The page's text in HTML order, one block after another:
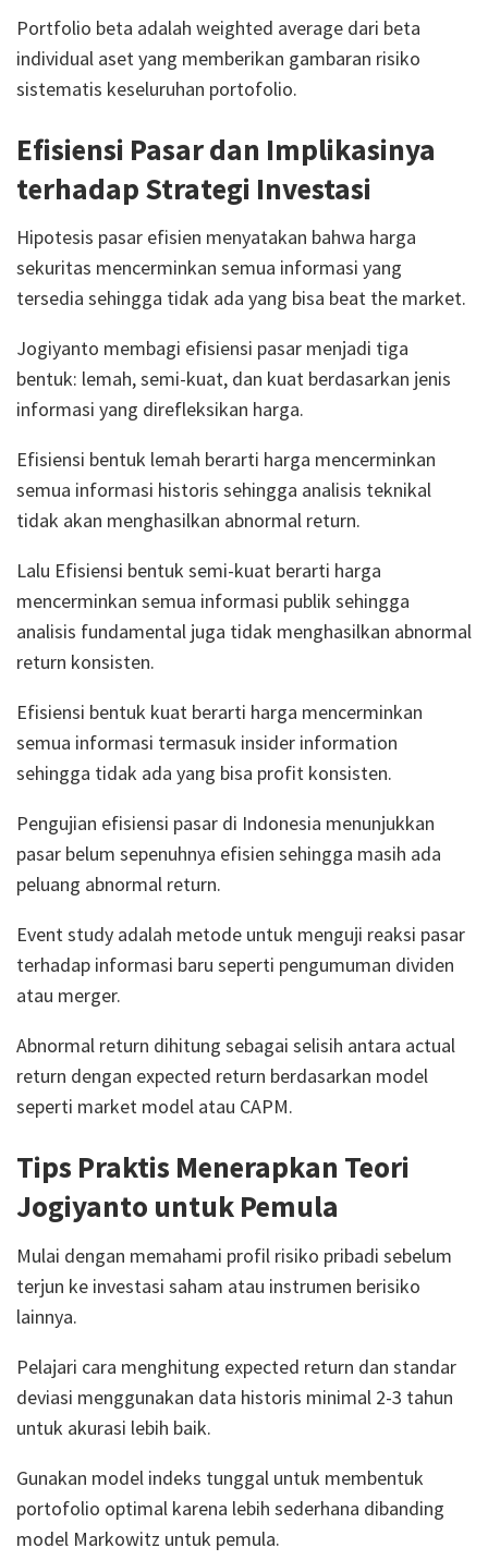
Portfolio beta adalah weighted average dari beta
individual aset yang memberikan gambaran risiko
sistematis keseluruhan portofolio.
Efisiensi Pasar dan Implikasinya
terhadap Strategi Investasi
Hipotesis pasar efisien menyatakan bahwa harga
sekuritas mencerminkan semua informasi yang
tersedia sehingga tidak ada yang bisa beat the market.
Jogiyanto membagi efisiensi pasar menjadi tiga
bentuk: lemah, semi-kuat, dan kuat berdasarkan jenis
informasi yang direfleksikan harga.
Efisiensi bentuk lemah berarti harga mencerminkan
semua informasi historis sehingga analisis teknikal
tidak akan menghasilkan abnormal return.
Lalu Efisiensi bentuk semi-kuat berarti harga
mencerminkan semua informasi publik sehingga
analisis fundamental juga tidak menghasilkan abnormal
return konsisten.
Efisiensi bentuk kuat berarti harga mencerminkan
semua informasi termasuk insider information
sehingga tidak ada yang bisa profit konsisten.
Pengujian efisiensi pasar di Indonesia menunjukkan
pasar belum sepenuhnya efisien sehingga masih ada
peluang abnormal return.
Event study adalah metode untuk menguji reaksi pasar
terhadap informasi baru seperti pengumuman dividen
atau merger.
Abnormal return dihitung sebagai selisih antara actual
return dengan expected return berdasarkan model
seperti market model atau CAPM.
Tips Praktis Menerapkan Teori
Jogiyanto untuk Pemula
Mulai dengan memahami profil risiko pribadi sebelum
terjun ke investasi saham atau instrumen berisiko
lainnya.
Pelajari cara menghitung expected return dan standar
deviasi menggunakan data historis minimal 2-3 tahun
untuk akurasi lebih baik.
Gunakan model indeks tunggal untuk membentuk
portofolio optimal karena lebih sederhana dibanding
model Markowitz untuk pemula.